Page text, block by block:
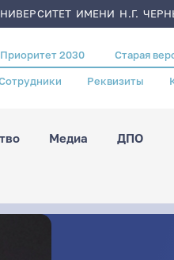
ИМЕНИ Н.Г.
Приоритет 2030 Старая
Реквизиты
Медиа ДПО